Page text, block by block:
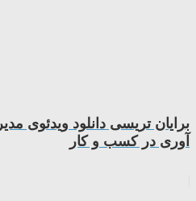
برایان تریسی دانلود ویدئوی
آوری در کسب و کار